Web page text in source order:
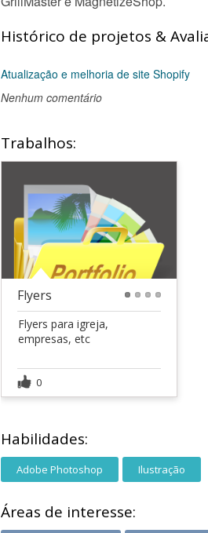
Histórico de projetos &
Atualização e melhoria de site Shopify
Nenhum comentário
Trabalhos:
Flyers
Flyers para igreja,
empresas, etc
0
Habilidades:
Adobe Photoshop Ilustração
Áreas de interesse: